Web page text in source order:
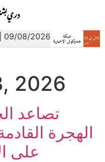
دري
09/08/2026
2026
تصاعد
الهجرة
على